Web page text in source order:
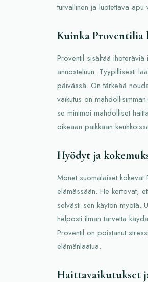
turvallinen ja luotettava
Kuinka Proventilia
Proventil sisältää
annosteluun. Tyypillisesti
päivässä. On tärkeää
vaikutus on
se minimoi mahdolliset
oikeaan paikkaan
Hyödyt ja
Monet suomalaiset kokevat
elämässään. He kertovat,
selvästi sen käytön myötä.
helposti ilman tarvetta
Proventil on poistanut
elämänlaatua.
Haittavaikutukset